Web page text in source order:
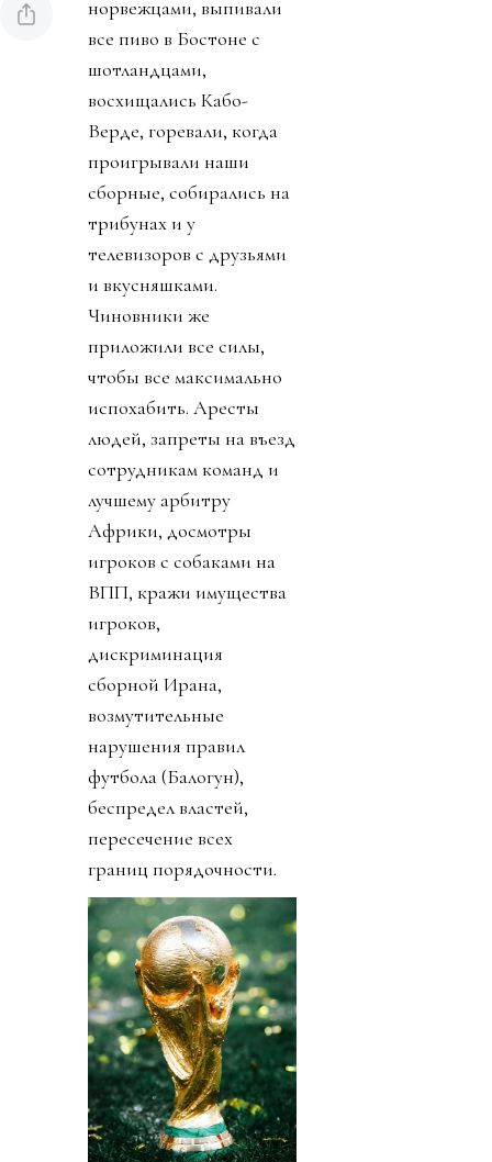
норвежцами, выпивали
все пиво в Бостоне с
шотландцами,
восхищались Кабо-
Верде, горевали, когда
проигрывали наши
сборные, собирались на
трибунах и у
телевизоров с друзьями
и вкусняшками.
Чиновники же
приложили все силы,
чтобы все максимально
испохабить. Аресты
людей, запреты на въезд
сотрудникам команд и
лучшему арбитру
Африки, досмотры
игроков с собаками на
ВПП, кражи имущества
игроков,
дискриминация
сборной Ирана,
возмутительные
нарушения правил
футбола (Балогун),
беспредел властей,
пересечение всех
границ порядочности.